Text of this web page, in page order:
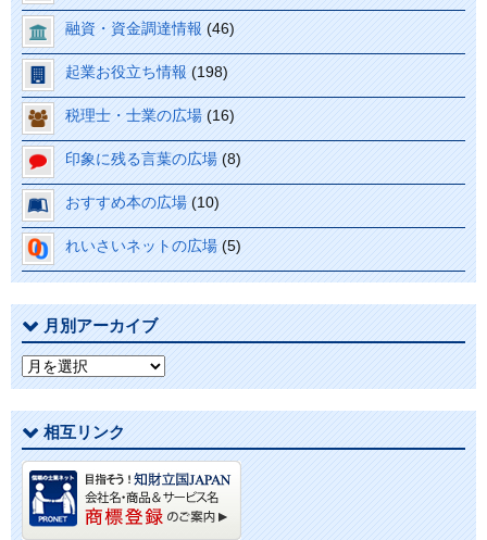
融資・資金調達情報 (46)
起業お役立ち情報 (198)
税理士・士業の広場 (16)
印象に残る言葉の広場 (8)
おすすめ本の広場 (10)
れいさいネットの広場 (5)
月別アーカイブ
月
別
ア
ー
カ
イ
ブ
相互リンク